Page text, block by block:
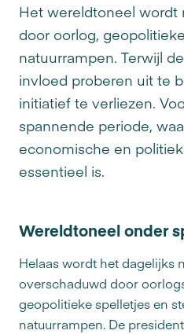
Het wereldtoneel wordt
door oorlog,
natuurrampen. Terwijl
invloed proberen uit te
initiatief te verliezen.
spannende periode,
economische en
essentieel is.
Wereldtoneel onder
Helaas wordt het dagelijks
overschaduwd door
geopolitieke spelletjes en
natuurrampen. De